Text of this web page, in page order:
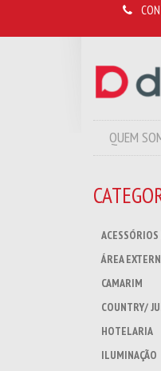
QUEM
ÁREA
CAMARIM
COUNTRY/
HOTELARIA
ILUMINAÇÃO